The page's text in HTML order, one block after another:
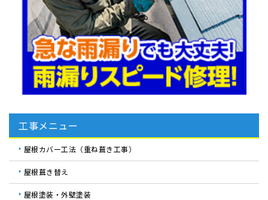
工事メニュー
屋根カバー工法（重ね葺き工事）
屋根葺き替え
屋根塗装・外壁塗装